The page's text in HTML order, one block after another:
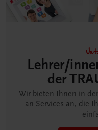
Lehrer/
der
Wir bieten Ihnen in
an Services an, die